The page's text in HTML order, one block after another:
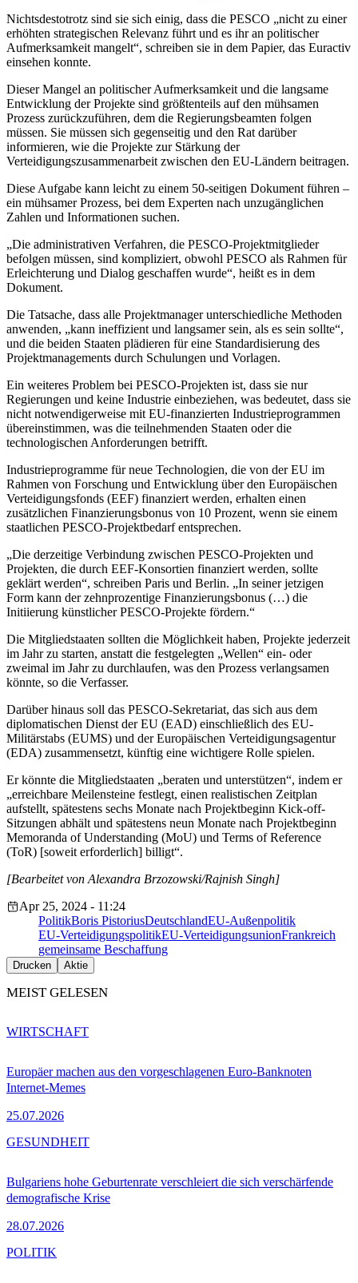
Nichtsdestotrotz sind sie sich einig, dass die PESCO „nicht zu einer
erhöhten strategischen Relevanz führt und es ihr an politischer
Aufmerksamkeit mangelt“, schreiben sie in dem Papier, das Euractiv
einsehen konnte.
Dieser Mangel an politischer Aufmerksamkeit und die langsame
Entwicklung der Projekte sind größtenteils auf den mühsamen
Prozess zurückzuführen, dem die Regierungsbeamten folgen
müssen. Sie müssen sich gegenseitig und den Rat darüber
informieren, wie die Projekte zur Stärkung der
Verteidigungszusammenarbeit zwischen den EU-Ländern beitragen.
Diese Aufgabe kann leicht zu einem 50-seitigen Dokument führen –
ein mühsamer Prozess, bei dem Experten nach unzugänglichen
Zahlen und Informationen suchen.
„Die administrativen Verfahren, die PESCO-Projektmitglieder
befolgen müssen, sind kompliziert, obwohl PESCO als Rahmen für
Erleichterung und Dialog geschaffen wurde“, heißt es in dem
Dokument.
Die Tatsache, dass alle Projektmanager unterschiedliche Methoden
anwenden, „kann ineffizient und langsamer sein, als es sein sollte“,
und die beiden Staaten plädieren für eine Standardisierung des
Projektmanagements durch Schulungen und Vorlagen.
Ein weiteres Problem bei PESCO-Projekten ist, dass sie nur
Regierungen und keine Industrie einbeziehen, was bedeutet, dass sie
nicht notwendigerweise mit EU-finanzierten Industrieprogrammen
übereinstimmen, was die teilnehmenden Staaten oder die
technologischen Anforderungen betrifft.
Industrieprogramme für neue Technologien, die von der EU im
Rahmen von Forschung und Entwicklung über den Europäischen
Verteidigungsfonds (EEF) finanziert werden, erhalten einen
zusätzlichen Finanzierungsbonus von 10 Prozent, wenn sie einem
staatlichen PESCO-Projektbedarf entsprechen.
„Die derzeitige Verbindung zwischen PESCO-Projekten und
Projekten, die durch EEF-Konsortien finanziert werden, sollte
geklärt werden“, schreiben Paris und Berlin. „In seiner jetzigen
Form kann der zehnprozentige Finanzierungsbonus (…) die
Initiierung künstlicher PESCO-Projekte fördern.“
Die Mitgliedstaaten sollten die Möglichkeit haben, Projekte jederzeit
im Jahr zu starten, anstatt die festgelegten „Wellen“ ein- oder
zweimal im Jahr zu durchlaufen, was den Prozess verlangsamen
könnte, so die Verfasser.
Darüber hinaus soll das PESCO-Sekretariat, das sich aus dem
diplomatischen Dienst der EU (EAD) einschließlich des EU-
Militärstabs (EUMS) und der Europäischen Verteidigungsagentur
(EDA) zusammensetzt, künftig eine wichtigere Rolle spielen.
Er könnte die Mitgliedstaaten „beraten und unterstützen“, indem er
„erreichbare Meilensteine festlegt, einen realistischen Zeitplan
aufstellt, spätestens sechs Monate nach Projektbeginn Kick-off-
Sitzungen abhält und spätestens neun Monate nach Projektbeginn
Memoranda of Understanding (MoU) und Terms of Reference
(ToR) [soweit erforderlich] billigt“.
[Bearbeitet von Alexandra Brzozowski/Rajnish Singh]
Apr 25, 2024 - 11:24
PolitikBoris PistoriusDeutschlandEU-Außenpolitik
EU-VerteidigungspolitikEU-VerteidigungsunionFrankreich
gemeinsame Beschaffung
Drucken Aktie
MEIST GELESEN
Europäer machen aus den vorgeschlagenen Euro-Banknoten
Internet-Memes
25.07.2026
WIRTSCHAFT
Bulgariens hohe Geburtenrate verschleiert die sich verschärfende
demografische Krise
28.07.2026
GESUNDHEIT
POLITIK